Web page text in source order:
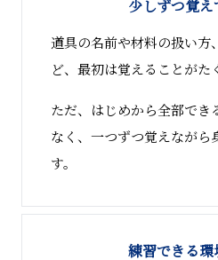
少しずつ覚え
道具の名前や材料の扱い方
ど、最初は覚えることがた
ただ、はじめから全部でき
なく、一つずつ覚えながら
す。
練習できる環